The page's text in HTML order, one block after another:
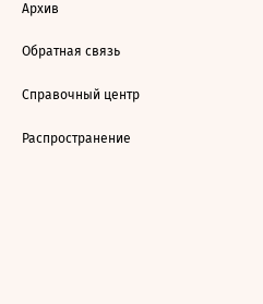
Архив
Обратная связь
Справочный центр
Распространение